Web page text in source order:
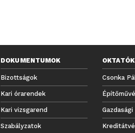
DOKUMENTUMOK
Bizottságok
Kari órarendek
Kari vizsgarend
Szabályzatok
Csonka